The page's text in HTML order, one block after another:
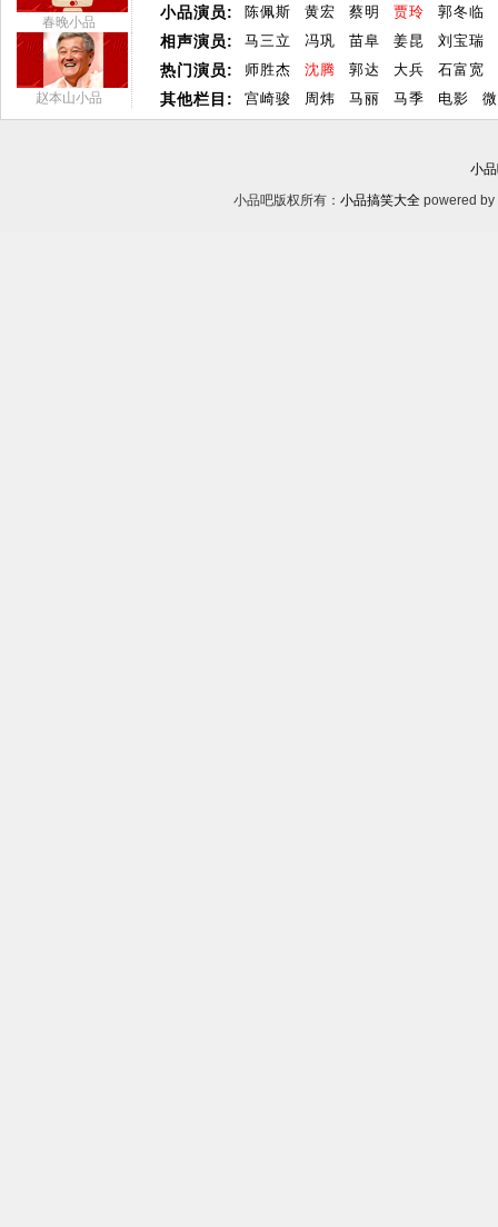
春晚小品
赵本山小品
小品演员:
相声演员:
热门演员:
其他栏目:
陈佩斯 黄宏 蔡明 贾玲
郭冬临
马三立
冯巩 苗阜 姜昆
刘宝瑞
师胜杰
沈腾 郭达 大兵
石富宽
宫崎骏
周炜 马丽 马季 电影
小
小品吧版权所有： 小品搞笑大全 powered by